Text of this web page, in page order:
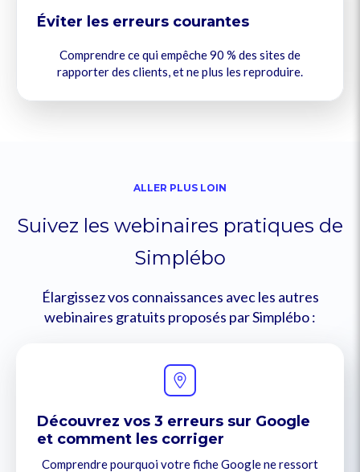
Éviter les erreurs courantes
Comprendre ce qui empêche 90 % des sites de
rapporter des clients, et ne plus les reproduire.
ALLER PLUS LOIN
Suivez les webinaires pratiques de
Simplébo
Élargissez vos connaissances avec les autres
webinaires gratuits proposés par Simplébo :
Découvrez vos 3 erreurs sur Google
et comment les corriger
Comprendre pourquoi votre fiche Google ne ressort